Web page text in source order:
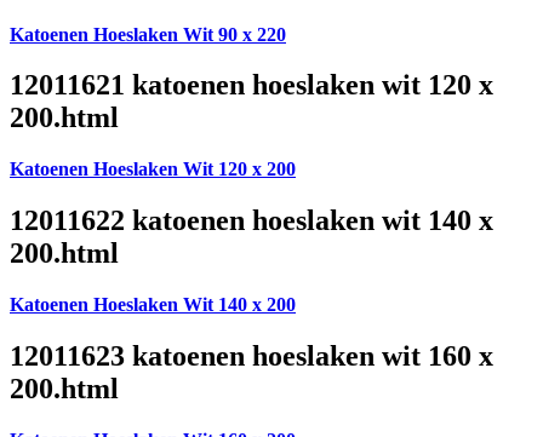
Katoenen Hoeslaken Wit 90 x 220
12011621 katoenen hoeslaken wit 120 x
200.html
Katoenen Hoeslaken Wit 120 x 200
12011622 katoenen hoeslaken wit 140 x
200.html
Katoenen Hoeslaken Wit 140 x 200
12011623 katoenen hoeslaken wit 160 x
200.html